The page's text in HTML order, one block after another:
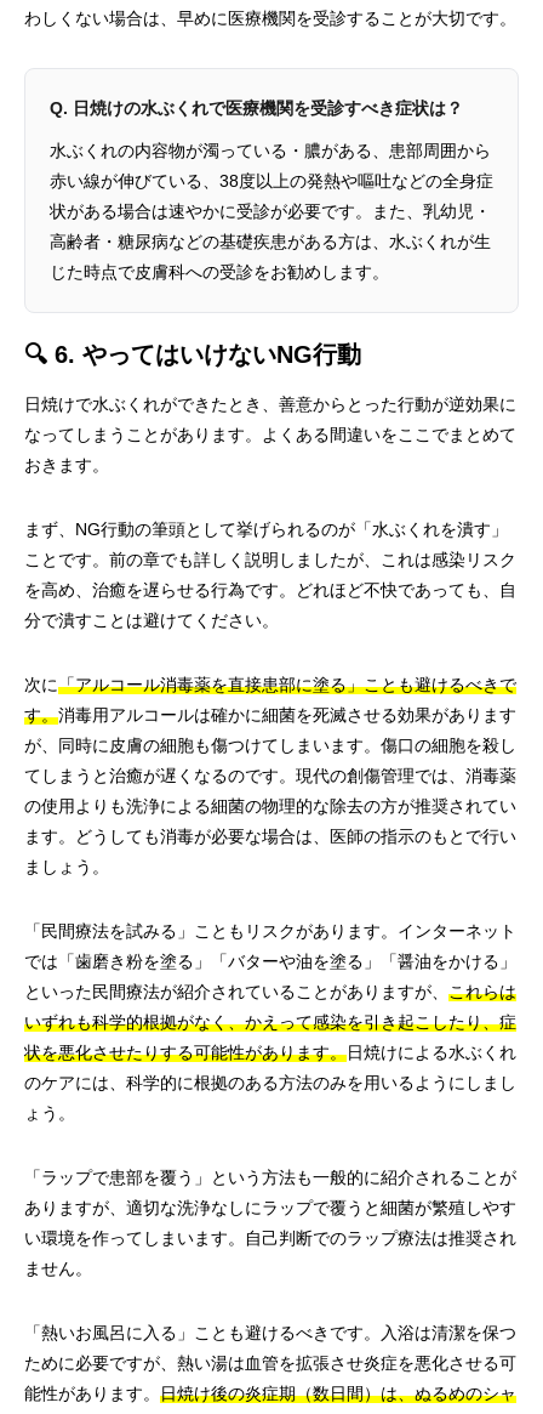
わしくない場合は、早めに医療機関を受診することが大切です。
Q. 日焼けの水ぶくれで医療機関を受診すべき症状は？
水ぶくれの内容物が濁っている・膿がある、患部周囲から
赤い線が伸びている、38度以上の発熱や嘔吐などの全身症
状がある場合は速やかに受診が必要です。また、乳幼児・
高齢者・糖尿病などの基礎疾患がある方は、水ぶくれが生
じた時点で皮膚科への受診をお勧めします。
🔍 6. やってはいけないNG行動
日焼けで水ぶくれができたとき、善意からとった行動が逆効果に
なってしまうことがあります。よくある間違いをここでまとめて
おきます。
まず、NG行動の筆頭として挙げられるのが「水ぶくれを潰す」
ことです。前の章でも詳しく説明しましたが、これは感染リスク
を高め、治癒を遅らせる行為です。どれほど不快であっても、自
分で潰すことは避けてください。
次に「アルコール消毒薬を直接患部に塗る」ことも避けるべきで
す。消毒用アルコールは確かに細菌を死滅させる効果があります
が、同時に皮膚の細胞も傷つけてしまいます。傷口の細胞を殺し
てしまうと治癒が遅くなるのです。現代の創傷管理では、消毒薬
の使用よりも洗浄による細菌の物理的な除去の方が推奨されてい
ます。どうしても消毒が必要な場合は、医師の指示のもとで行い
ましょう。
「民間療法を試みる」こともリスクがあります。インターネット
では「歯磨き粉を塗る」「バターや油を塗る」「醤油をかける」
といった民間療法が紹介されていることがありますが、 これらは
いずれも科学的根拠がなく、かえって感染を引き起こしたり、症
状を悪化させたりする可能性があります。日焼けによる水ぶくれ
のケアには、科学的に根拠のある方法のみを用いるようにしまし
ょう。
「ラップで患部を覆う」という方法も一般的に紹介されることが
ありますが、適切な洗浄なしにラップで覆うと細菌が繁殖しやす
い環境を作ってしまいます。自己判断でのラップ療法は推奨され
ません。
「熱いお風呂に入る」ことも避けるべきです。入浴は清潔を保つ
ために必要ですが、熱い湯は血管を拡張させ炎症を悪化させる可
能性があります。 日焼け後の炎症期（数日間）は、ぬるめのシャ